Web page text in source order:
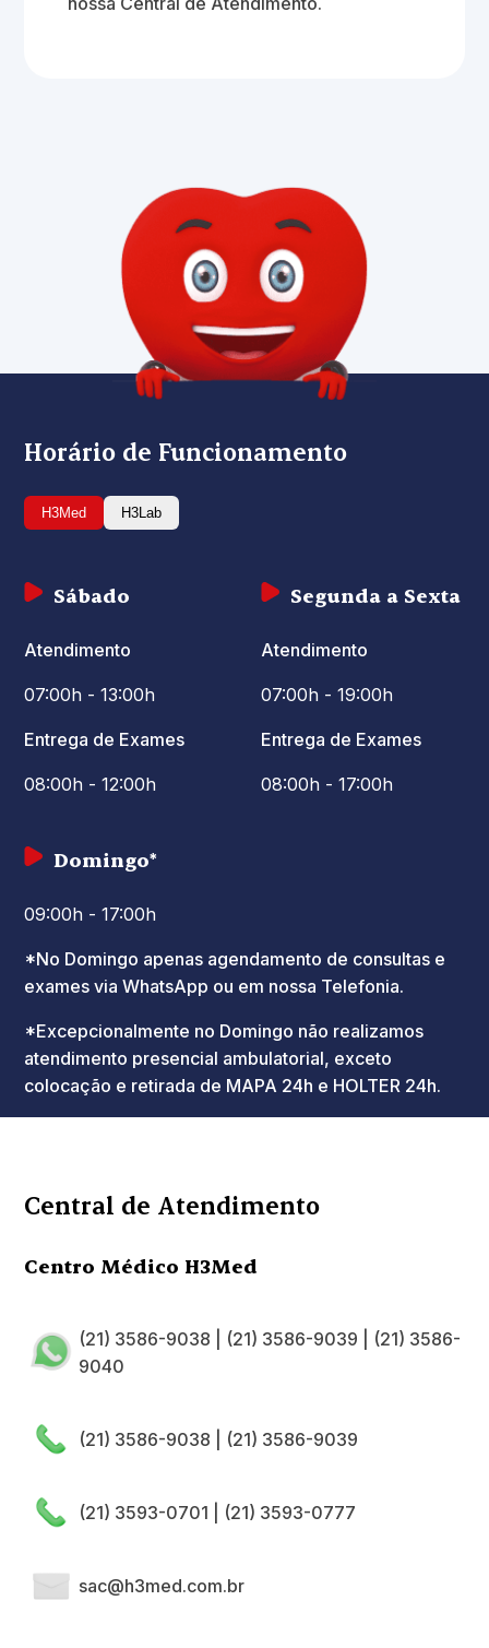
Horário de Funcionamento
H3Med H3Lab
Segunda a Sexta
Atendimento
07:00h - 19:00h
Entrega de Exames
08:00h - 17:00h
Sábado
Atendimento
07:00h - 13:00h
Entrega de Exames
08:00h - 12:00h
Domingo*
09:00h - 17:00h
*No Domingo apenas agendamento de consultas e
exames via WhatsApp ou em nossa Telefonia.
*Excepcionalmente no Domingo não realizamos
atendimento presencial ambulatorial, exceto
colocação e retirada de MAPA 24h e HOLTER 24h.
Central de Atendimento
Centro Médico H3Med
(21) 3586-9038 (21) 3586-9039
(21) 3586-
9040
(21) 3586-9038 (21) 3586-9039
(21) 3593-0701 (21) 3593-0777
sac@h3med.com.br